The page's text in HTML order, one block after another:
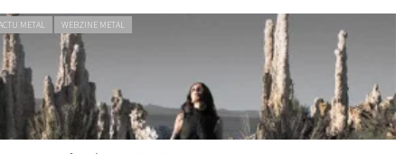
METAL WEBZINE METAL